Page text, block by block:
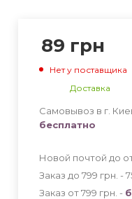
89 грн
Нет у поставщика
Доставка
Самовывоз в г.
бесплатно
Новой почтой до
Заказ до 799 грн. -
Заказ от 799 грн. -